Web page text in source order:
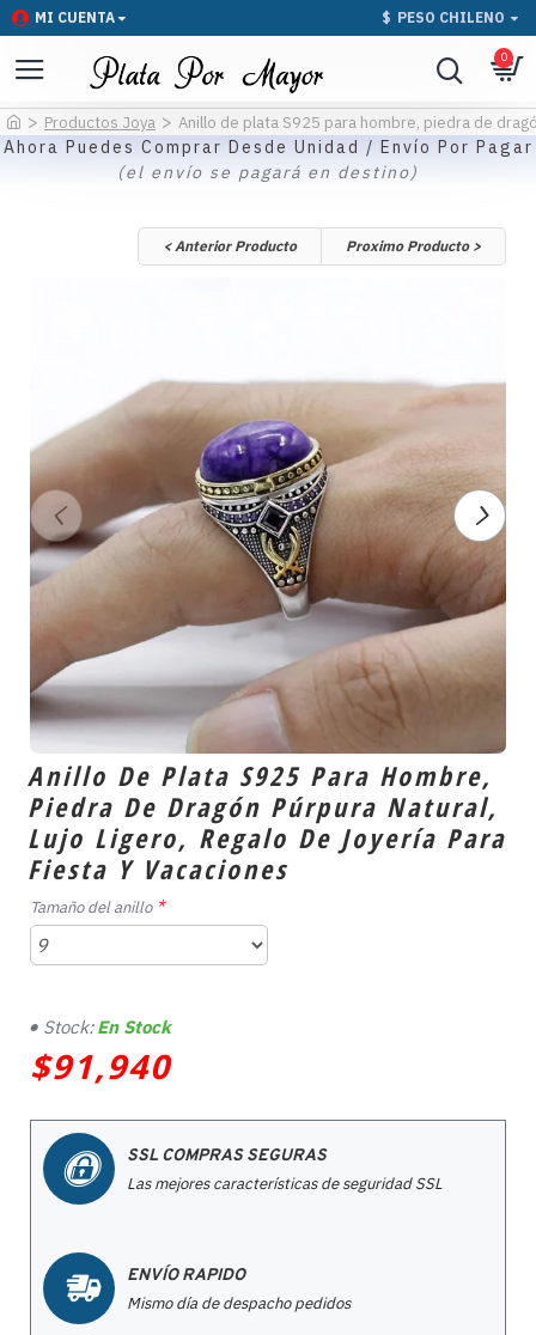
MI CUENTA $ PESO CHILENO
0
Productos Joya Anillo de plata S925 para hombre, piedra de
Ahora Puedes Comprar Desde Unidad / Envío Por Pagar
(el envío se pagará en destino)
< Anterior Producto Proximo Producto >
Anillo De Plata S925 Para Hombre,
Piedra De Dragón Púrpura Natural,
Lujo Ligero, Regalo De Joyería Para
Fiesta Y Vacaciones
$91,940
Stock: En Stock
Tamaño del anillo
SSL COMPRAS SEGURAS
Las mejores características de seguridad SSL
ENVÍO RAPIDO
Mismo día de despacho pedidos